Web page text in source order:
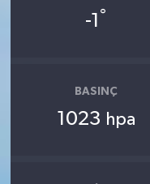
-1 °
BASINÇ
1023 hpa